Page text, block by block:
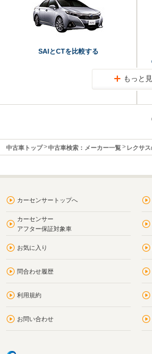
SAIとCTを比較する
もっと
中古車トップ 中古車検索：メーカー一覧 レクサ
カーセンサートップへ
カーセンサー
アフター保証対象車
お気に入り
問合わせ履歴
利用規約
お問い合わせ